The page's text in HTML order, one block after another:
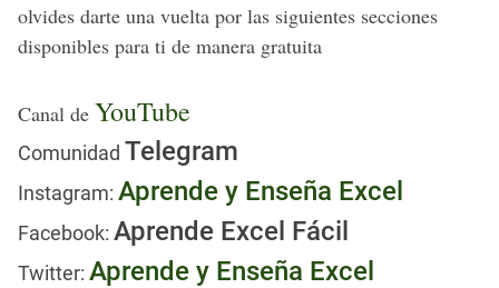
olvides darte una vuelta por las siguientes secciones
disponibles para ti de manera gratuita
Canal de YouTube
Comunidad Telegram
Instagram: Aprende y Enseña Excel
Facebook: Aprende Excel Fácil
Twitter: Aprende y Enseña Excel